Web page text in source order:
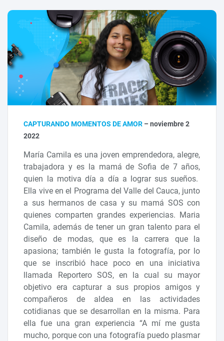
CAPTURANDO MOMENTOS DE AMOR – noviembre 2
2022
María Camila es una joven emprendedora, alegre,
trabajadora y es la mamá de Sofia de 7 años,
quien la motiva día a día a lograr sus sueños.
Ella vive en el Programa del Valle del Cauca, junto
a sus hermanos de casa y su mamá SOS con
quienes comparten grandes experiencias. Maria
Camila, además de tener un gran talento para el
diseño de modas, que es la carrera que la
apasiona; también le gusta la fotografía, por lo
que se inscribió hace poco en una iniciativa
llamada Reportero SOS, en la cual su mayor
objetivo era capturar a sus propios amigos y
compañeros de aldea en las actividades
cotidianas que se desarrollan en la misma. Para
ella fue una gran experiencia “A mí me gusta
mucho, porque con una fotografía puedo plasmar